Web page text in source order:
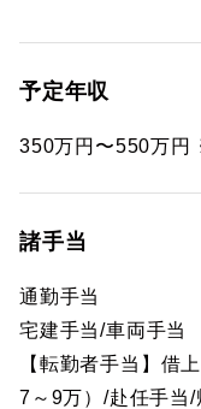
予定年収
350万円〜550万円
諸手当
通勤手当
宅建手当/車両手当
【転勤者手当】借
7～9万）/赴任手当/